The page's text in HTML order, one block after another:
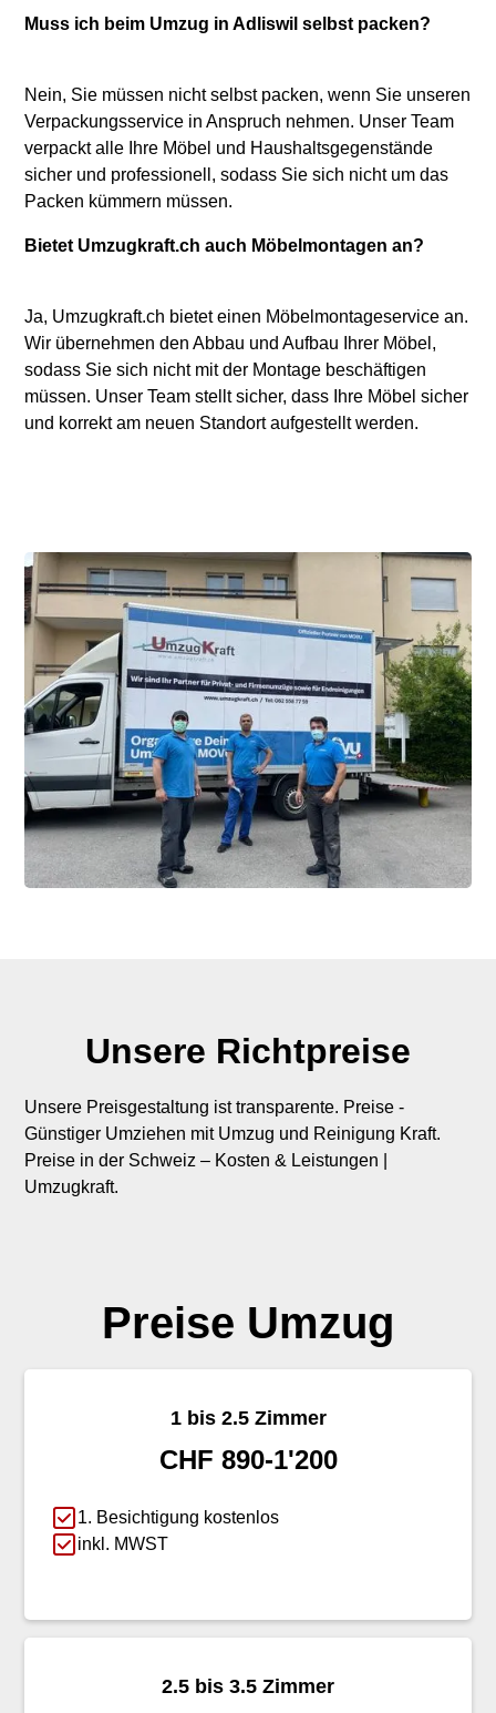
Muss ich beim Umzug in Adliswil selbst packen?
Nein, Sie müssen nicht selbst packen, wenn Sie unseren
Verpackungsservice in Anspruch nehmen. Unser Team
verpackt alle Ihre Möbel und Haushaltsgegenstände
sicher und professionell, sodass Sie sich nicht um das
Packen kümmern müssen.
Bietet Umzugkraft.ch auch Möbelmontagen an?
Ja, Umzugkraft.ch bietet einen Möbelmontageservice an.
Wir übernehmen den Abbau und Aufbau Ihrer Möbel,
sodass Sie sich nicht mit der Montage beschäftigen
müssen. Unser Team stellt sicher, dass Ihre Möbel sicher
und korrekt am neuen Standort aufgestellt werden.
Unsere Richtpreise
Unsere Preisgestaltung ist transparente. Preise -
Günstiger Umziehen mit Umzug und Reinigung Kraft.
Preise in der Schweiz – Kosten & Leistungen |
Umzugkraft.
Preise Umzug
1 bis 2.5 Zimmer
CHF 890-1'200
1. Besichtigung kostenlos
inkl. MWST
2.5 bis 3.5 Zimmer